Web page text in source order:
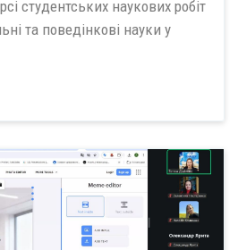
студентських наукових робіт
та поведінкові науки у